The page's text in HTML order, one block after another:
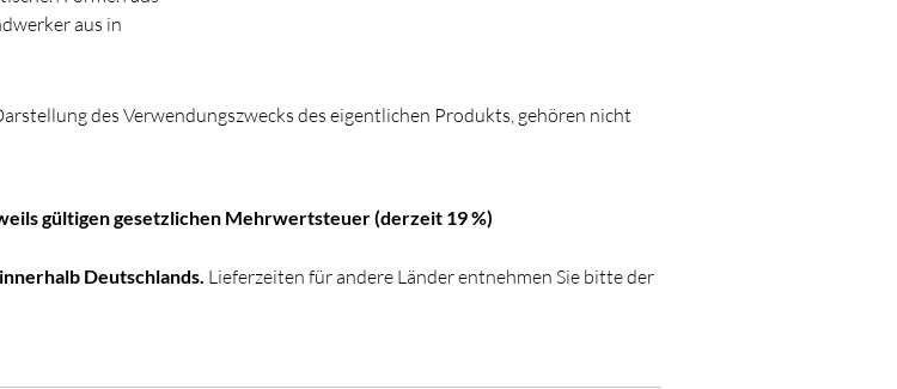
aus in
dieser
Schmuck
des Verwendungszwecks des eigentlichen Produkts, gehören nicht
gültigen gesetzlichen Mehrwertsteuer (derzeit 19 %)
Deutschlands. Lieferzeiten für andere Länder entnehmen Sie bitte der